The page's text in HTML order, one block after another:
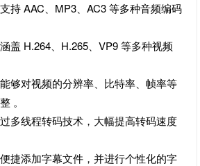
持 AAC、MP3、AC3 等多种音频编码
盖 H.264、H.265、VP9 等多种视频
够对视频的分辨率、比特率、帧率等
。
多线程转码技术，大幅提高转码速度
捷添加字幕文件，并进行个性化的字